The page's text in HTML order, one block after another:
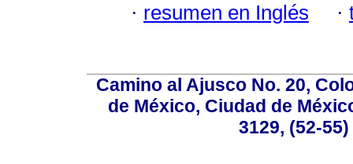
· resumen en Inglés ·
Camino al Ajusco No. 20,
de México, Ciudad de
3129, (52-